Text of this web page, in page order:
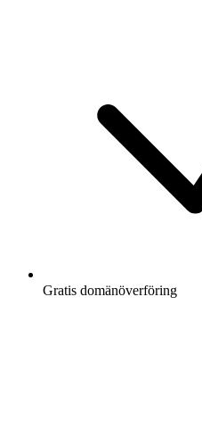
Gratis domänöverföring